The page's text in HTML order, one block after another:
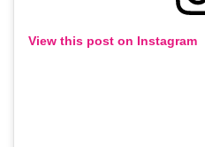
View this post on Instagram